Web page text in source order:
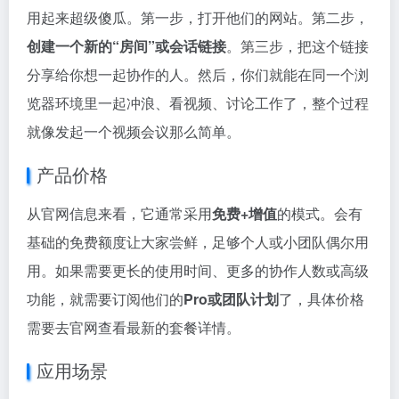
用起来超级傻瓜。第一步，打开他们的网站。第二步，
创建一个新的“房间”或会话链接。第三步，把这个链接
分享给你想一起协作的人。然后，你们就能在同一个浏
览器环境里一起冲浪、看视频、讨论工作了，整个过程
就像发起一个视频会议那么简单。
产品价格
从官网信息来看，它通常采用免费+增值的模式。会有
基础的免费额度让大家尝鲜，足够个人或小团队偶尔用
用。如果需要更长的使用时间、更多的协作人数或高级
功能，就需要订阅他们的Pro或团队计划了，具体价格
需要去官网查看最新的套餐详情。
应用场景